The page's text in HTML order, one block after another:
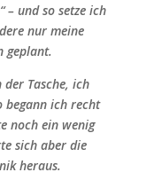
– und so setze ich
nur meine
geplant.
Tasche, ich
begann ich recht
noch ein wenig
sich aber die
heraus.